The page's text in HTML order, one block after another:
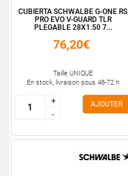
CUBIERTA SCHWALBE G-ONE RS
PRO EVO V-GUARD TLR
PLEGABLE 28X1.50 7...
76,20€
Taille UNIQUE
En stock, livraison sous 48-72 h
+
-
+
-
AJOUTER